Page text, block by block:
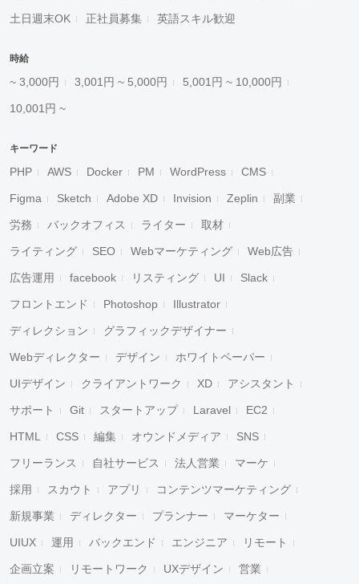
土日週末OK 正社員募集 英語スキル歓迎
時給
~ 3,000円 3,001円 ~ 5,000円 5,001円 ~ 10,000円
10,001円 ~
キーワード
PHP AWS Docker PM WordPress CMS
Figma Sketch Adobe XD Invision Zeplin 副業
労務 バックオフィス ライター 取材
ライティング SEO Webマーケティング Web広告
広告運用 facebook リスティング UI Slack
フロントエンド Photoshop Illustrator
ディレクション グラフィックデザイナー
Webディレクター デザイン ホワイトペーパー
UIデザイン クライアントワーク XD アシスタント
サポート Git スタートアップ Laravel EC2
HTML CSS 編集 オウンドメディア SNS
フリーランス 自社サービス 法人営業 マーケ
採用 スカウト アプリ コンテンツマーケティング
新規事業 ディレクター プランナー マーケター
UIUX 運用 バックエンド エンジニア リモート
企画立案 リモートワーク UXデザイン 営業